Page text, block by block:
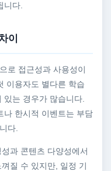
니다.
이
로 접근성과 사용성이
이용자도 별다른 학습
는 경우가 많습니다.
나 한시적 이벤트는 부담
다.
과 콘텐츠 다양성에서
질 수 있지만, 일정 기